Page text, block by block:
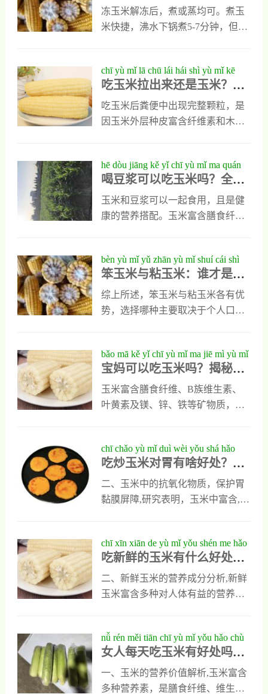
进补或为老人儿童补充营养。
健康需求选择玉米种类，适量食用
有益健康。
感最佳方法大揭秘！
冻玉米解冻后，煮或蒸均可。煮玉
米快捷，沸水下锅煮5-7分钟，但口
分、清甜口感和营养，色泽也更
佳。建议烹饪前先自然解冻或冷水
解冻，避免热水或微波炉快速解
冻。追求方便可选煮，若重口感和
chī yù mǐ lā chū lái hái shì yù mǐ kē
xué jiě xī yù mǐ de xiāo huà yǔ yíng
yǎng xī shōu
吃玉米拉出来还是玉米？科
学解析玉米的消化与营养吸
收
吃玉米后粪便中出现完整颗粒，是
因玉米外层种皮富含纤维素和木质
维生素、叶黄素等主要集中在胚乳
和胚芽，可被有效利用。通过细嚼
慢咽、充分煮熟或磨粉加工，并搭
配蛋白质食物，可提升消化吸收
的健康食材。科学食用，不必担心
“吃玉米等于白吃”。
hē dòu jiāng kě yǐ chī yù mǐ ma quán
miàn jiě xī yù mǐ yǔ dòu jiāng de yíng
yǎng dā pèi
喝豆浆可以吃玉米吗？全面
解析玉米与豆浆的营养搭配
玉米和豆浆可以一起食用，且是健
康的营养搭配。玉米富含膳食纤维
于提升蛋白质吸收、促进肠道健
康、增强饱腹感，并支持能量代谢
和心血管健康。建议作为早餐或午
餐食用，注意选择低糖豆浆并控制
bèn yù mǐ yǔ zhān yù mǐ shuí cái shì
gèng shì hé nǐ de cān zhuō zhǔ jué
笨玉米与粘玉米：谁才是更
适合你的餐桌主角？
综上所述，笨玉米与粘玉米各有优
势，选择哪种主要取决于个人口味
蒸、炖煮等保留原香的做法；粘玉
米则以香甜软糯的口感取胜，更受
年轻人喜爱，常用于制作玉米糕、
玉米饼或与其他食材搭配煲制。两
用：追求天然玉米香和粗纤维可优
先笨玉米；制作甜点或追求软糯口
感则推荐粘玉米。合理搭配，能让
玉米更好地融入日常饮食。
bǎo mā kě yǐ chī yù mǐ ma jiē mì yù mǐ
duì chǎn hòu mā mā de yíng yǎng jià
zhí yǔ jiàn kāng yì chù
宝妈可以吃玉米吗？揭秘玉
米对产后妈妈的营养价值与
健康益处
玉米富含膳食纤维、B族维生素、
叶黄素及镁、锌、铁等矿物质，适
量，并因含色氨酸有助于预防产后
抑郁。建议每天不超过一根中等大
小玉米，以蒸煮方式烹饪，并搭配
均衡饮食。科学食用玉米，对宝妈
chī chǎo yù mǐ duì wèi yǒu shá hǎo
chù yíng yǎng zhuān jiā xiáng jiě yù mǐ
de hù wèi jià zhí
吃炒玉米对胃有啥好处？营
养专家详解玉米的护胃价值
二、玉米中的抗氧化物质，保护胃
黏膜屏障,研究表明，玉米中富含,类
这些成分具有良好的抗氧化作用。
它们可以帮助清除自由基，减轻氧
化应激反应，从而保护胃黏膜免受
损伤。
chī xīn xiān de yù mǐ yǒu shén me hǎo
chù yíng yǎng zhuān jiā wèi nǐ quán
miàn jiě xī
吃新鲜的玉米有什么好处？
营养专家为你全面解析
二、新鲜玉米的营养成分分析,新鲜
玉米富含多种对人体有益的营养
促进肠道蠕动，预防便秘。,矿物
质,：如镁、锌、铁等，有助于维持
骨骼、血液及免疫系统的正常功
能。
nǚ rén měi tiān chī yù mǐ yǒu hǎo chù
ma kē xué jiě xī yù mǐ duì nǚ xìng jiàn
kāng de yì chù
女人每天吃玉米有好处吗？
科学解析玉米对女性健康的
益处
一、玉米的营养价值解析,玉米富含
多种营养素，是膳食纤维、维生素